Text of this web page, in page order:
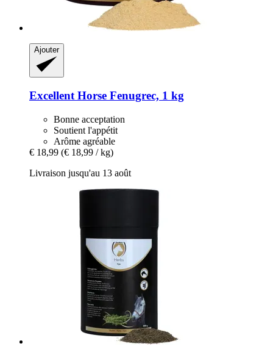
Ajouter
Excellent Horse Fenugrec, 1 kg
Bonne acceptation
Soutient l'appétit
Arôme agréable
€ 18,99 (€ 18,99 / kg)
Livraison jusqu'au 13 août